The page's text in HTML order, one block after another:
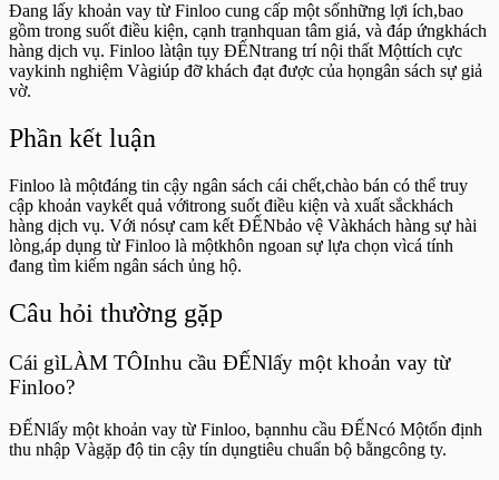
Đang lấy khoản vay từ Finloo cung cấp một sốnhững lợi ích,bao
gồm trong suốt điều kiện, cạnh tranhquan tâm giá, và đáp ứngkhách
hàng dịch vụ. Finloo làtận tụy ĐẾNtrang trí nội thất Mộttích cực
vaykinh nghiệm Vàgiúp đỡ khách đạt được của họngân sách sự giả
vờ.
Phần kết luận
Finloo là mộtđáng tin cậy ngân sách cái chết,chào bán có thể truy
cập khoản vaykết quả vớitrong suốt điều kiện và xuất sắckhách
hàng dịch vụ. Với nósự cam kết ĐẾNbảo vệ Vàkhách hàng sự hài
lòng,áp dụng từ Finloo là mộtkhôn ngoan sự lựa chọn vìcá tính
đang tìm kiếm ngân sách ủng hộ.
Câu hỏi thường gặp
Cái gìLÀM TÔInhu cầu ĐẾNlấy một khoản vay từ
Finloo?
ĐẾNlấy một khoản vay từ Finloo, bạnnhu cầu ĐẾNcó Mộtổn định
thu nhập Vàgặp độ tin cậy tín dụngtiêu chuẩn bộ bằngcông ty.